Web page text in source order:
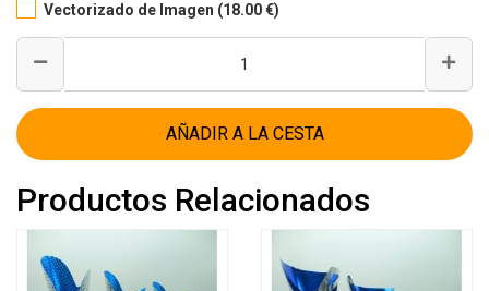
Vectorizado de Imagen (18.00 €)
AÑADIR A LA CESTA
Productos Relacionados